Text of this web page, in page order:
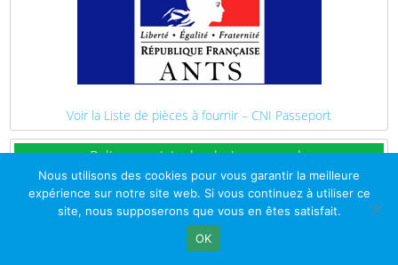
Voir la Liste de pièces à fournir – CNI Passeport
Police municipale pluricommunale
Nous utilisons des cookies pour vous garantir la meilleure
expérience sur notre site web. Si vous continuez à utiliser ce
site, nous supposerons que vous en êtes satisfait.
OK